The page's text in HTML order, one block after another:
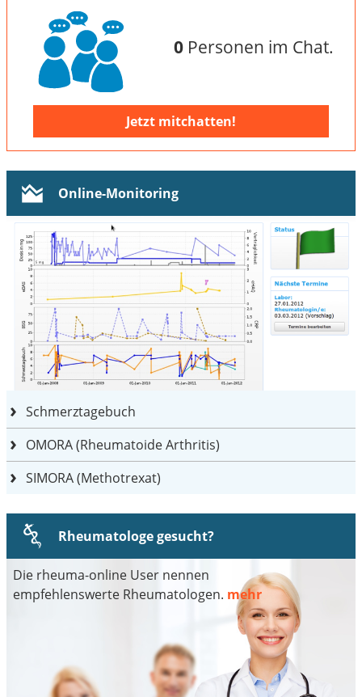
0Personen im Chat.
Jetzt mitchatten!
Online-Monitoring
Schmerztagebuch
OMORA (Rheumatoide Arthritis)
SIMORA (Methotrexat)
Rheumatologe gesucht?
Die rheuma-online User nennen
empfehlenswerte Rheumatologen. mehr